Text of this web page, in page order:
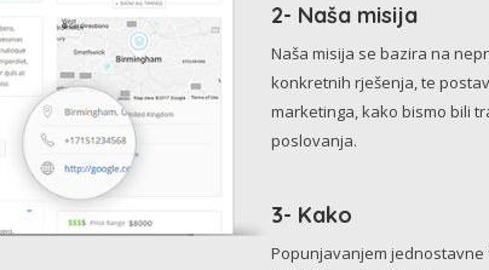
2- Naša misija
Naša misija se bazira na
konkretnih rješenja, te
marketinga, kako bismo bili
poslovanja.
3- Kako
Popunjavanjem jednostavne